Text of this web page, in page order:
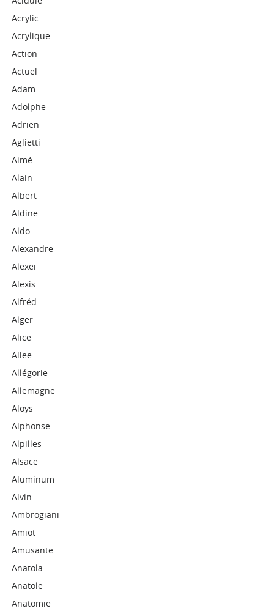
Acrylic
Acrylique
Action
Actuel
Adam
Adolphe
Adrien
Aglietti
Aimé
Alain
Albert
Aldine
Aldo
Alexandre
Alexei
Alexis
Alfréd
Alger
Alice
Allee
Allégorie
Allemagne
Aloys
Alphonse
Alpilles
Alsace
Aluminum
Alvin
Ambrogiani
Amiot
Amusante
Anatola
Anatole
Anatomie